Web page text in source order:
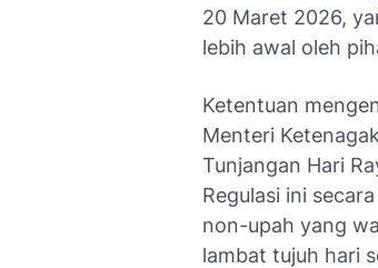
20 Maret 2026,
lebih awal oleh
Ketentuan
Menteri
Tunjangan Hari
Regulasi ini
non-upah yang
lambat tujuh hari